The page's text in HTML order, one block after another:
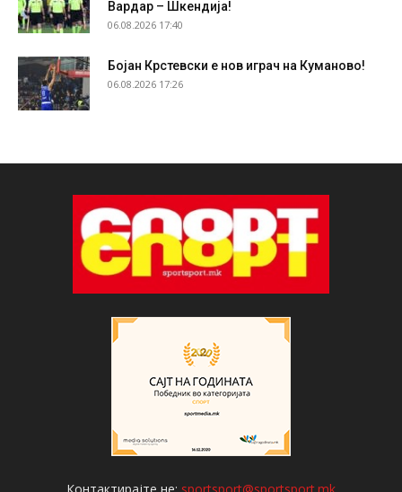
Вардар – Шкендија!
06.08.2026 17:40
Бојан Крстевски е нов играч на Куманово!
06.08.2026 17:26